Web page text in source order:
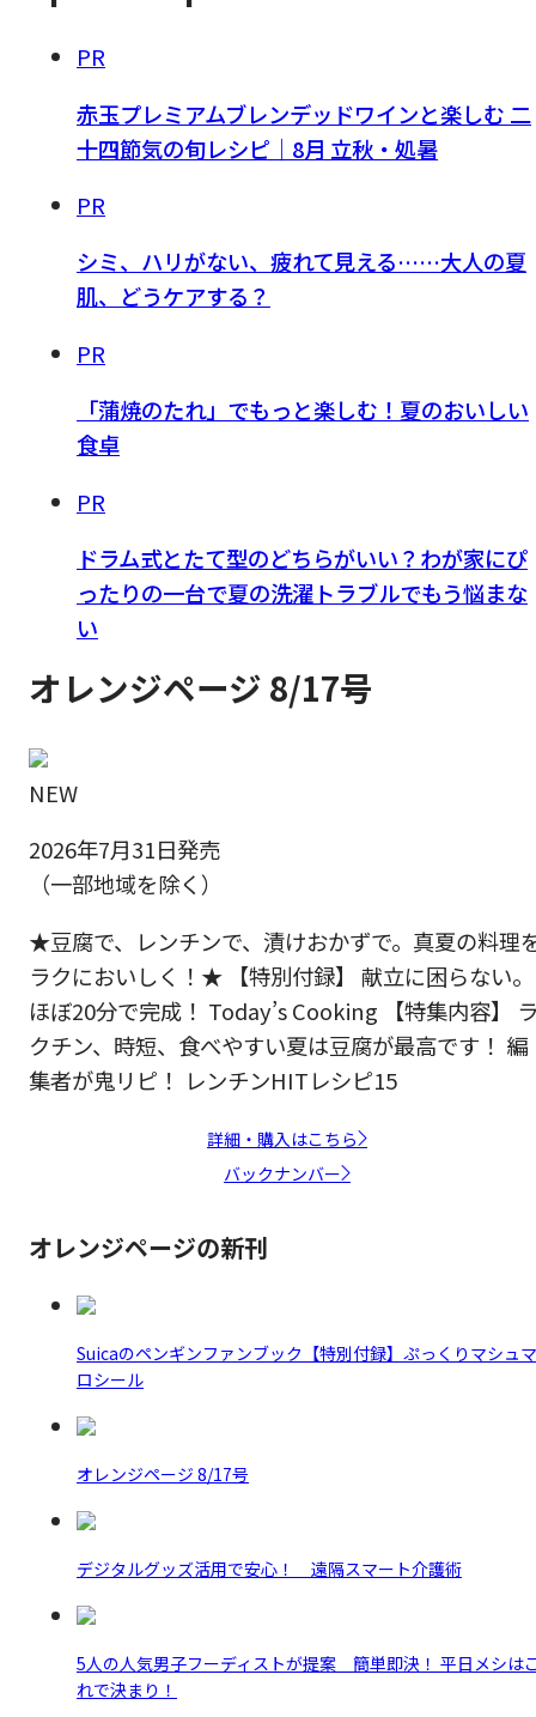
PR
赤玉プレミアムブレンデッドワインと楽しむ 二
十四節気の旬レシピ｜8月 立秋・処暑
PR
シミ、ハリがない、疲れて見える……大人の夏
肌、どうケアする？
PR
「蒲焼のたれ」でもっと楽しむ！夏のおいしい
食卓
PR
ドラム式とたて型のどちらがいい？わが家にぴ
ったりの一台で夏の洗濯トラブルでもう悩まな
い
オレンジページ 8/17号
NEW
2026年7月31日発売
（一部地域を除く）
★豆腐で、レンチンで、漬けおかずで。真夏の料理
ラクにおいしく！★ 【特別付録】 献立に困らない。
ほぼ20分で完成！ Today’s Cooking 【特集内容】
クチン、時短、食べやすい夏は豆腐が最高です！ 編
集者が鬼リピ！ レンチンHITレシピ15
詳細・購入はこちら
バックナンバー
オレンジページの新刊
Suicaのペンギンファンブック【特別付録】ぷっくりマシュマ
ロシール
オレンジページ 8/17号
デジタルグッズ活用で安心！ 遠隔スマート介護術
5人の人気男子フーディストが提案 簡単即決！ 平日メシは
れで決まり！